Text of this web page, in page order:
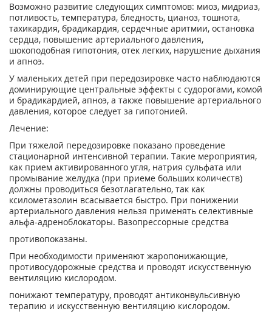
Возможно развитие следующих симптомов: миоз, мидриаз,
потливость, температура, бледность, цианоз, тошнота,
тахикардия, брадикардия, сердечные аритмии, остановка
сердца, повышение артериального давления,
шокоподобная гипотония, отек легких, нарушение дыхания
и апноэ.
У маленьких детей при передозировке часто наблюдаются
доминирующие центральные эффекты с судорогами, комой
и брадикардией, апноэ, а также повышение артериального
давления, которое следует за гипотонией.
Лечение:
При тяжелой передозировке показано проведение
стационарной интенсивной терапии. Такие мероприятия,
как прием активированного угля, натрия сульфата или
промывание желудка (при приеме больших количеств)
должны проводиться безотлагательно, так как
ксилометазолин всасывается быстро. При понижении
артериального давления нельзя применять селективные
альфа-адреноблокаторы. Вазопрессорные средства
противопоказаны.
При необходимости применяют жаропонижающие,
противосудорожные средства и проводят искусственную
вентиляцию кислородом.
понижают температуру, проводят антиконвульсивную
терапию и искусственную вентиляцию кислородом.